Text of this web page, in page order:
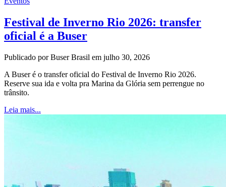
Festival de Inverno Rio 2026: transfer
oficial é a Buser
Publicado por Buser Brasil em julho 30, 2026
A Buser é o transfer oficial do Festival de Inverno Rio 2026.
Reserve sua ida e volta pra Marina da Glória sem perrengue no
trânsito.
Leia mais...